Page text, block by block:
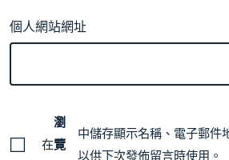
個人網站網址
在
瀏
覽
中儲存顯示名稱、電子郵件
以供下次發佈留言時使用。